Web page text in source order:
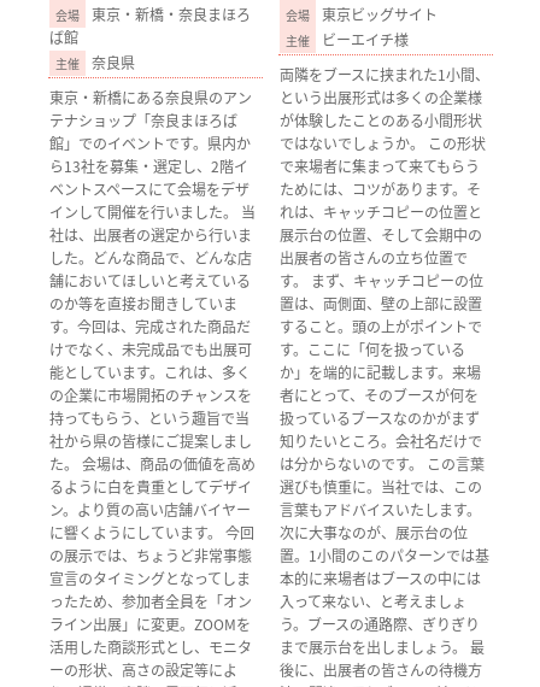
東京・新橋・奈良まほろ
ば館
奈良県
東京・新橋にある奈良県のアン
テナショップ「奈良まほろば
館」でのイベントです。県内か
ら13社を募集・選定し、2階イ
ベントスペースにて会場をデザ
インして開催を行いました。 当
社は、出展者の選定から行いま
した。どんな商品で、どんな店
舗においてほしいと考えている
のか等を直接お聞きしていま
す。今回は、完成された商品だ
けでなく、未完成品でも出展可
能としています。これは、多く
の企業に市場開拓のチャンスを
持ってもらう、という趣旨で当
社から県の皆様にご提案しまし
た。 会場は、商品の価値を高め
るように白を貴重としてデザイ
ン。より質の高い店舗バイヤー
に響くようにしています。 今回
の展示では、ちょうど非常事態
宣言のタイミングとなってしま
ったため、参加者全員を「オン
ライン出展」に変更。ZOOMを
活用した商談形式とし、モニタ
ーの形状、高さの設定等によ
東京ビッグサイト
ビーエイチ様
両隣をブースに挟まれた1小間、
という出展形式は多くの企業様
が体験したことのある小間形状
ではないでしょうか。 この形状
で来場者に集まって来てもらう
ためには、コツがあります。そ
れは、キャッチコピーの位置と
展示台の位置、そして会期中の
出展者の皆さんの立ち位置で
す。 まず、キャッチコピーの位
置は、両側面、壁の上部に設置
すること。頭の上がポイントで
す。ここに「何を扱っている
か」を端的に記載します。来場
者にとって、そのブースが何を
扱っているブースなのかがまず
知りたいところ。会社名だけで
は分からないのです。 この言葉
選びも慎重に。当社では、この
言葉もアドバイスいたします。
次に大事なのが、展示台の位
置。1小間のこのパターンでは基
本的に来場者はブースの中には
入って来ない、と考えましょ
う。ブースの通路際、ぎりぎり
まで展示台を出しましょう。 最
後に、出展者の皆さんの待機方